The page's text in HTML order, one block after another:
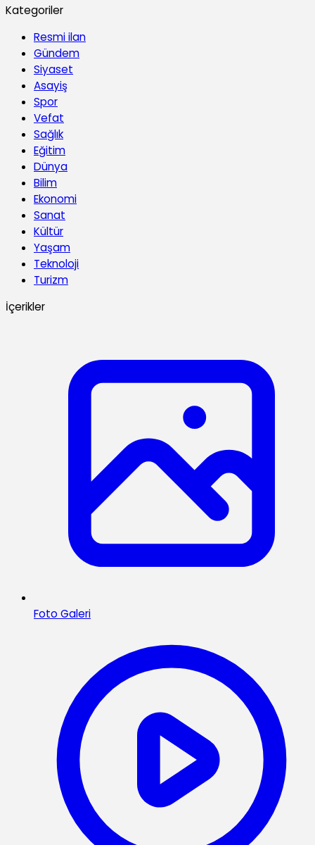
Kategoriler
Resmi ilan
Gündem
Siyaset
Asayiş
Spor
Vefat
Sağlık
Eğitim
Dünya
Bilim
Ekonomi
Sanat
Kültür
Yaşam
Teknoloji
Turizm
İçerikler
Foto Galeri